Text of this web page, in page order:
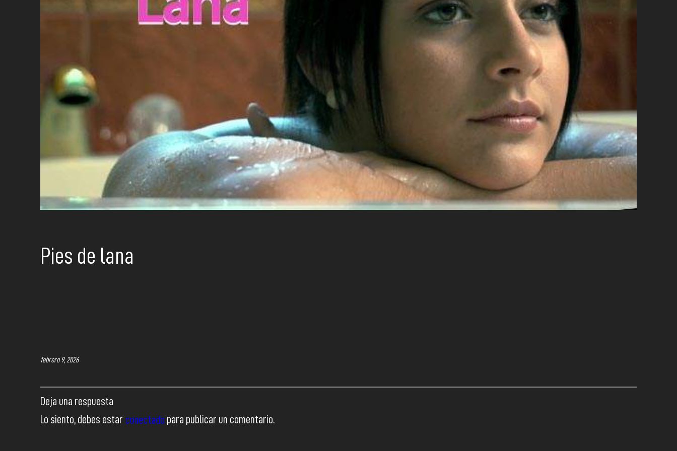
Pies de lana
febrero 9, 2026
Deja una respuesta
Lo siento, debes estar conectado para publicar un comentario.